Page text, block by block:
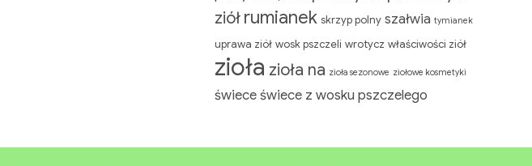
ziółrumianek skrzyp polny szałwia tymianek
uprawa ziół wosk pszczeli wrotycz właściwości ziół
ziołazioła na zioła sezonowe ziołowe kosmetyki
świeceświece z wosku pszczelego